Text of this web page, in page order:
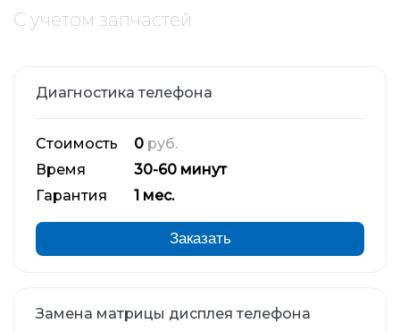
С учетом запчастей
Диагностика телефона
Стоимость 0 руб.
Время
30-60 минут
Гарантия
1 мес.
Заказать
Замена матрицы дисплея телефона